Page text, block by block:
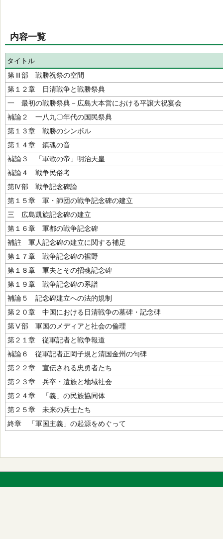
内容一覧
タイトル
第Ⅲ部 戦勝祝祭の空間
第１２章 日清戦争と戦勝祭典
一 最初の戦勝祭典－広島大本営における平譲大祝宴会
補論２ 一八九〇年代の国民祭典
第１３章 戦勝のシンボル
第１４章 鎮魂の音
補論３ 「軍歌の帝」明治天皇
補論４ 戦争民俗考
第Ⅳ部 戦争記念碑論
第１５章 軍・師団の戦争記念碑の建立
三 広島凱旋記念碑の建立
第１６章 軍都の戦争記念碑
補註 軍人記念碑の建立に関する補足
第１７章 戦争記念碑の裾野
第１８章 軍夫とその招魂記念碑
第１９章 戦争記念碑の系譜
補論５ 記念碑建立への法的規制
第２０章 中国における日清戦争の墓碑・記念碑
第Ⅴ部 軍国のメディアと社会の倫理
第２１章 従軍記者と戦争報道
補論６ 従軍記者正岡子規と清国金州の句碑
第２２章 宣伝される忠勇者たち
第２３章 兵卒・遺族と地域社会
第２４章 「義」の民族協同体
第２５章 未来の兵士たち
終章 「軍国主義」の起源をめぐって